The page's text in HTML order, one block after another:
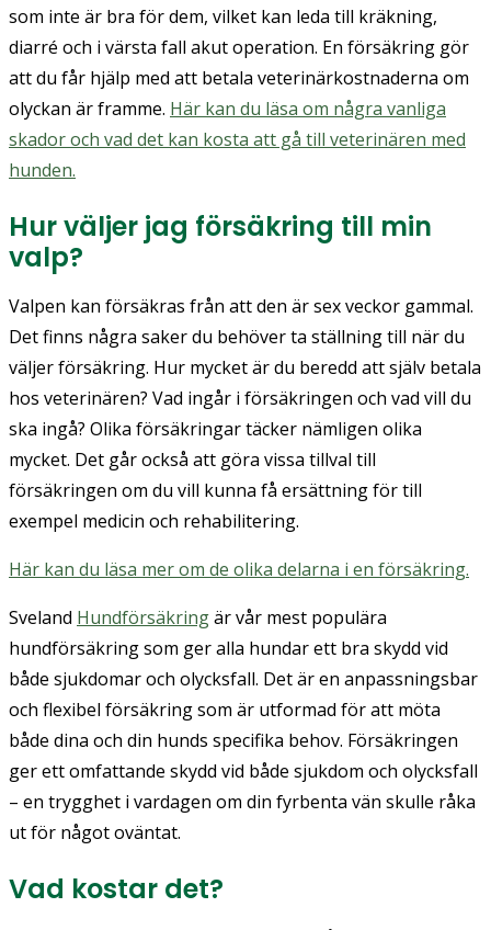
som inte är bra för dem, vilket kan leda till kräkning,
diarré och i värsta fall akut operation. En försäkring gör
att du får hjälp med att betala veterinärkostnaderna om
olyckan är framme. Här kan du läsa om några vanliga
skador och vad det kan kosta att gå till veterinären med
hunden.
Hur väljer jag försäkring till min
valp?
Valpen kan försäkras från att den är sex veckor gammal.
Det finns några saker du behöver ta ställning till när du
väljer försäkring. Hur mycket är du beredd att själv betala
hos veterinären? Vad ingår i försäkringen och vad vill du
ska ingå? Olika försäkringar täcker nämligen olika
mycket. Det går också att göra vissa tillval till
försäkringen om du vill kunna få ersättning för till
exempel medicin och rehabilitering.
Här kan du läsa mer om de olika delarna i en försäkring.
Sveland Hundförsäkringär vår mest populära
hundförsäkring som ger alla hundar ett bra skydd vid
både sjukdomar och olycksfall. Det är en anpassningsbar
och flexibel försäkring som är utformad för att möta
både dina och din hunds specifika behov. Försäkringen
ger ett omfattande skydd vid både sjukdom och olycksfall
– en trygghet i vardagen om din fyrbenta vän skulle råka
ut för något oväntat.
Vad kostar det?